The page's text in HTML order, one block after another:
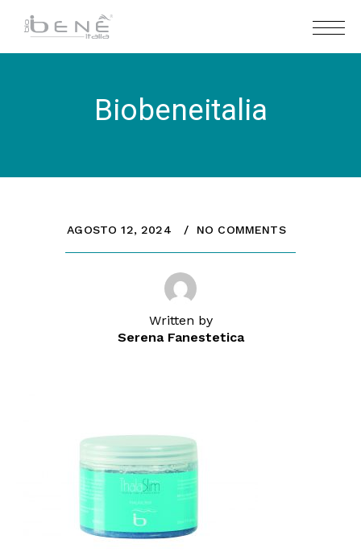
Biobeneitalia
AGOSTO 12, 2024 NO COMMENTS
Written by
Serena Fanestetica